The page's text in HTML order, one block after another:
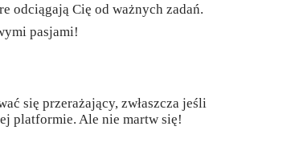
odciągają Cię od ważnych zadań.
pasjami!
się przerażający, zwłaszcza jeśli
platformie. Ale nie martw się!